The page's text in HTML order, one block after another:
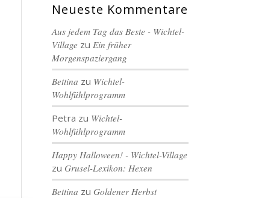
Neueste Kommentare
Aus jedem Tag das Beste - Wichtel-
Village zu Ein früher
Morgenspaziergang
Bettina zu Wichtel-
Wohlfühlprogramm
Petra zu Wichtel-
Wohlfühlprogramm
Happy Halloween! - Wichtel-Village
zuGrusel-Lexikon: Hexen
Bettina zuGoldener Herbst